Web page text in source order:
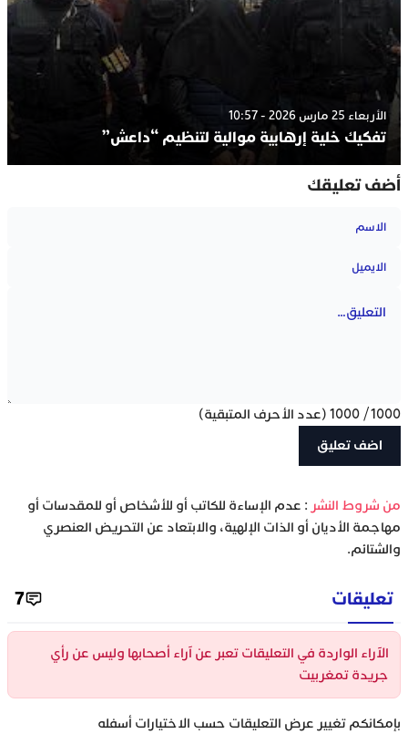
الأربعاء 25 مارس 2026 - 10:57
تفكيك خلية إرهابية موالية لتنظيم “داعش”
أضف تعليقك
1000
/
1000 (عدد الأحرف المتبقية)
‫من شروط النشر : عدم الإساءة للكاتب أو للأشخاص أو للمقدسات أو
مهاجمة الأديان أو الذات الإلهية، والابتعاد عن التحريض العنصري
والشتائم.
تعليقات 7
الآراء الواردة في التعليقات تعبر عن آراء أصحابها وليس عن رأي
جريدة تمغربيت
بإمكانكم تغيير عرض التعليقات حسب الاختيارات أسفله